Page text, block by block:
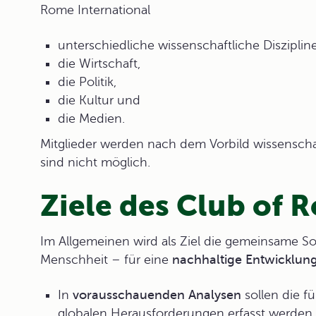
Rome International
unterschiedliche wissenschaftliche
die Wirtschaft,
die Politik,
die Kultur und
die Medien.
Mitglieder werden nach dem Vorbild
sind nicht möglich.
Ziele des Club of
Im Allgemeinen wird als Ziel die gemeinsame
Menschheit – für eine nachhaltige
In vorausschauenden Analysen sollen die
globalen Herausforderungen erfasst werden.